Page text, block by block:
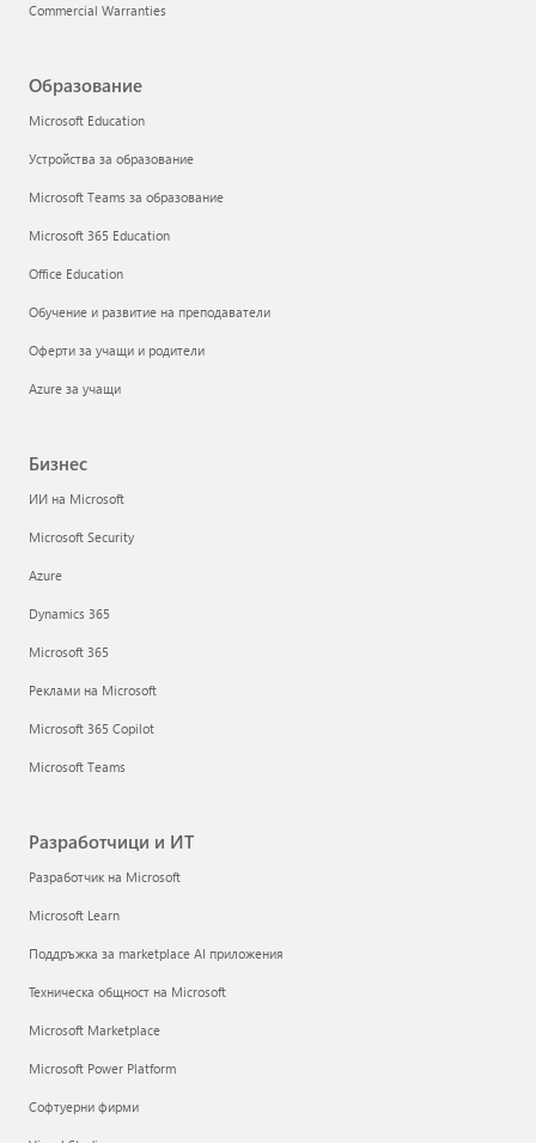
Commercial Warranties
Образование
Microsoft Education
Устройства за образование
Microsoft Teams за образование
Microsoft 365 Education
Office Education
Обучение и развитие на преподаватели
Оферти за учащи и родители
Azure за учащи
Бизнес
ИИ на Microsoft
Microsoft Security
Azure
Dynamics 365
Microsoft 365
Реклами на Microsoft
Microsoft 365 Copilot
Microsoft Teams
Разработчици и ИТ
Разработчик на Microsoft
Microsoft Learn
Поддръжка за marketplace AI приложения
Техническа общност на Microsoft
Microsoft Marketplace
Microsoft Power Platform
Софтуерни фирми